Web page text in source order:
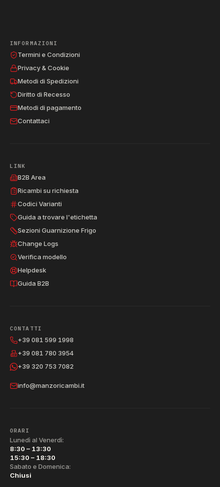
INFORMAZIONI
Termini e Condizioni
Privacy & Cookie
Metodi di Spedizioni
Diritto di Recesso
Metodi di pagamento
Contattaci
LINK
B2B Area
Ricambi su richiesta
Codici Varianti
Guida a trovare l'etichetta
Sezioni Guarnizione Frigo
Change Logs
Verifica modello
Helpdesk
Guida B2B
CONTATTI
+39 081 599 1998
+39 081 780 3954
+39 320 753 7082
info@manzoricambi.it
ORARI
Lunedì al Venerdì:
8:30 – 13:30
15:30 – 18:30
Sabato e Domenica:
Chiusi